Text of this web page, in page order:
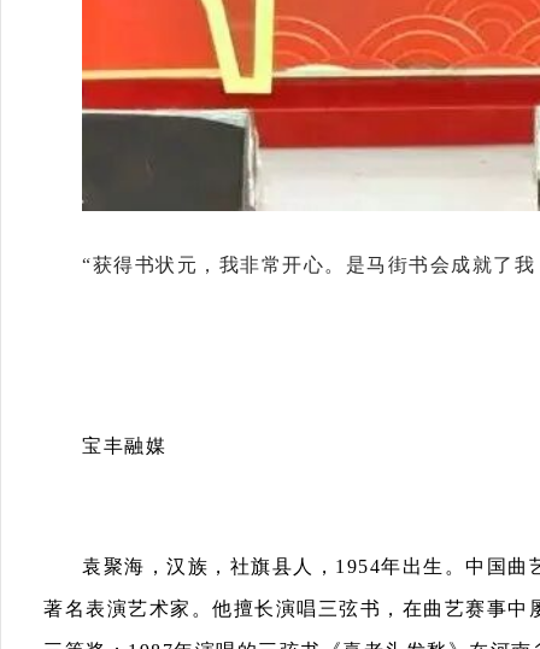
“获得书状元，我非常开心。是马街书会成就了
宝丰融媒
袁聚海，汉族，社旗县人，1954年出生。中国
著名表演艺术家。他擅长演唱三弦书，在曲艺赛事